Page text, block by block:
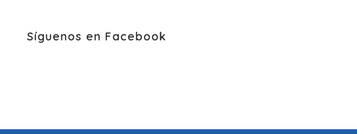
Síguenos en Facebook